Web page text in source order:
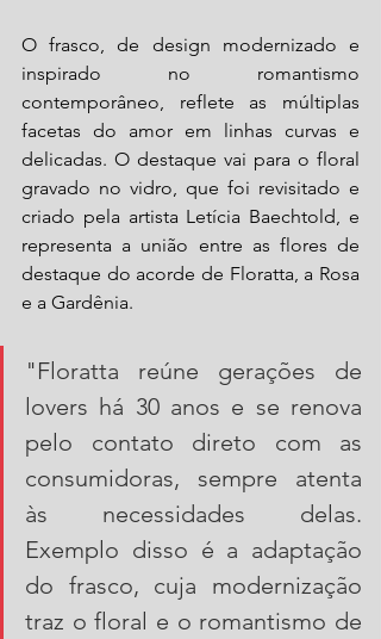
O frasco, de design modernizado e
inspirado no romantismo
contemporâneo, reflete as múltiplas
facetas do amor em linhas curvas e
delicadas. O destaque vai para o floral
gravado no vidro, que foi revisitado e
criado pela artista Letícia Baechtold, e
representa a união entre as flores de
destaque do acorde de Floratta, a Rosa
e a Gardênia.
"Floratta reúne gerações de
lovers há 30 anos e se renova
pelo contato direto com as
consumidoras, sempre atenta
às necessidades delas.
Exemplo disso é a adaptação
do frasco, cuja modernização
traz o floral e o romantismo de